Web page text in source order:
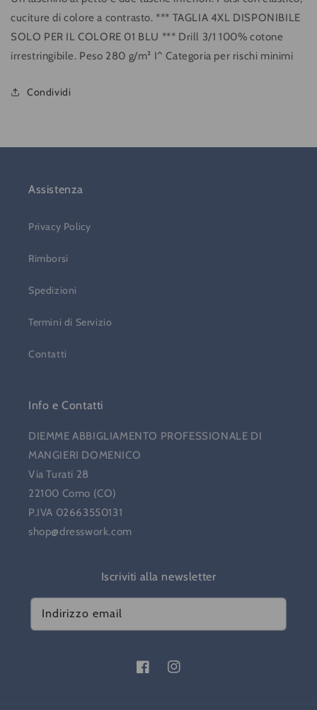
cuciture di colore a contrasto. *** TAGLIA 4XL DISPONIBILE
SOLO PER IL COLORE 01 BLU *** Drill 3/1 100% cotone
irrestringibile. Peso 280 g/m² I^ Categoria per rischi minimi
Condividi
Assistenza
Privacy Policy
Rimborsi
Spedizioni
Termini di Servizio
Contatti
Info e Contatti
DIEMME ABBIGLIAMENTO PROFESSIONALE DI
MANGIERI DOMENICO
Via Turati 28
22100 Como (CO)
P.IVA 02663550131
shop@dresswork.com
Iscriviti alla newsletter
Indirizzo email
FacebookInstagram